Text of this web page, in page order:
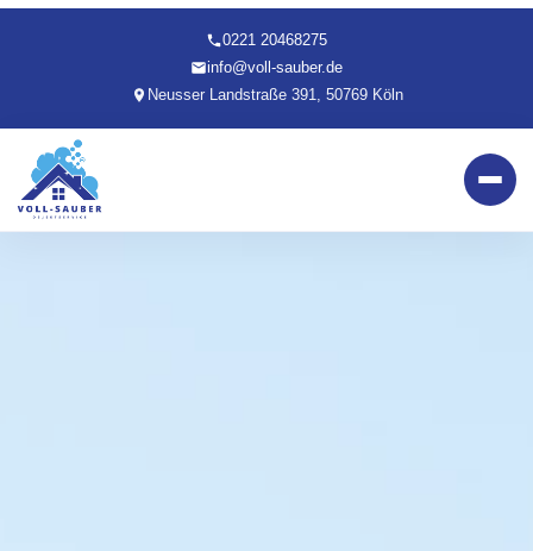
0221 20468275
info@voll-sauber.de
Neusser Landstraße 391, 50769 Köln